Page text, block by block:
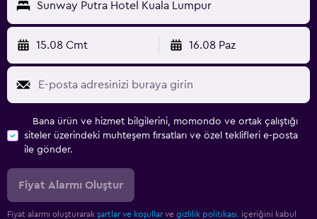
Sunway Putra Hotel Kuala Lumpur
15.08 Cmt 16.08 Paz
Bana ürün ve hizmet bilgilerini, momondo ve ortak çalıştığı
siteler üzerindeki muhteşem fırsatları ve özel teklifleri e-posta
ile gönder.
Fiyat Alarmı Oluştur
Fiyat alarmı oluşturarak şartlar ve koşullar ve gizlilik politikası.
içeriğini kabul